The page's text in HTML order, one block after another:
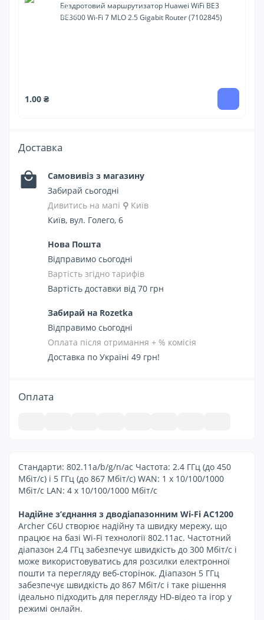
Бездротовий маршрутизатор Huawei WiFi BE3
BE3600 Wi-Fi 7 MLO 2.5 Gigabit Router (7102845)
1.00 ₴
Доставка
Самовивіз з магазину
Забирай сьогодні
Дивитись на мапі ⚲ Київ
Київ, вул. Голего, 6
Нова Пошта
Відправимо сьогодні
Вартість згідно тарифів
Вартість доставки від 70 грн
Забирай на Rozetka
Відправимо сьогодні
Оплата після отримання + % комісія
Доставка по Україні 49 грн!
Оплата
Стандарти: 802.11a/b/g/n/ac Частота: 2.4 ГГц (до 450
Мбіт/с) і 5 ГГц (до 867 Мбіт/с) WAN: 1 x 10/100/1000
Мбіт/с LAN: 4 x 10/100/1000 Мбіт/с
Надійне з’єднання з дводіапазонним Wi-Fi AC1200
Archer C6U створює надійну та швидку мережу, що
працює на базі Wi-Fi технології 802.11ac. Частотний
діапазон 2,4 ГГц забезпечує швидкість до 300 Мбіт/с і
може використовуватись для розсилки електронної
пошти та перегляду веб-сторінок. Діапазон 5 ГГц
забезпечує швидкість до 867 Мбіт/с і таке рішення
ідеально підходить для перегляду HD-відео та ігор у
режимі онлайн.